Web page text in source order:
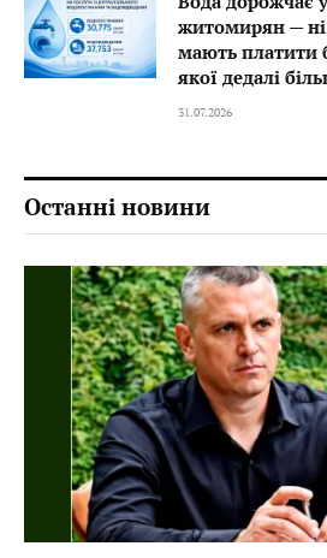
житомирян —
мають платити
якої дедалі
31.07.2026
Останні новини